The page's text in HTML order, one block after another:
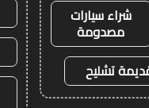
شراء سيارات
مصدومة
تشليح